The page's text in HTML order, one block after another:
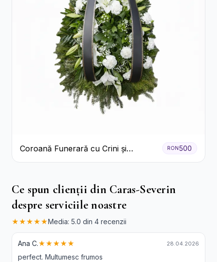
Coroană Funerară cu Crini și
Garoafe Albe
RON 500
Ce spun clienții din Caras-Severin
despre serviciile noastre
★★★★★Media: 5.0 din 4 recenzii
Ana C.★★★★★ 28.04.2026
perfect. Multumesc frumos